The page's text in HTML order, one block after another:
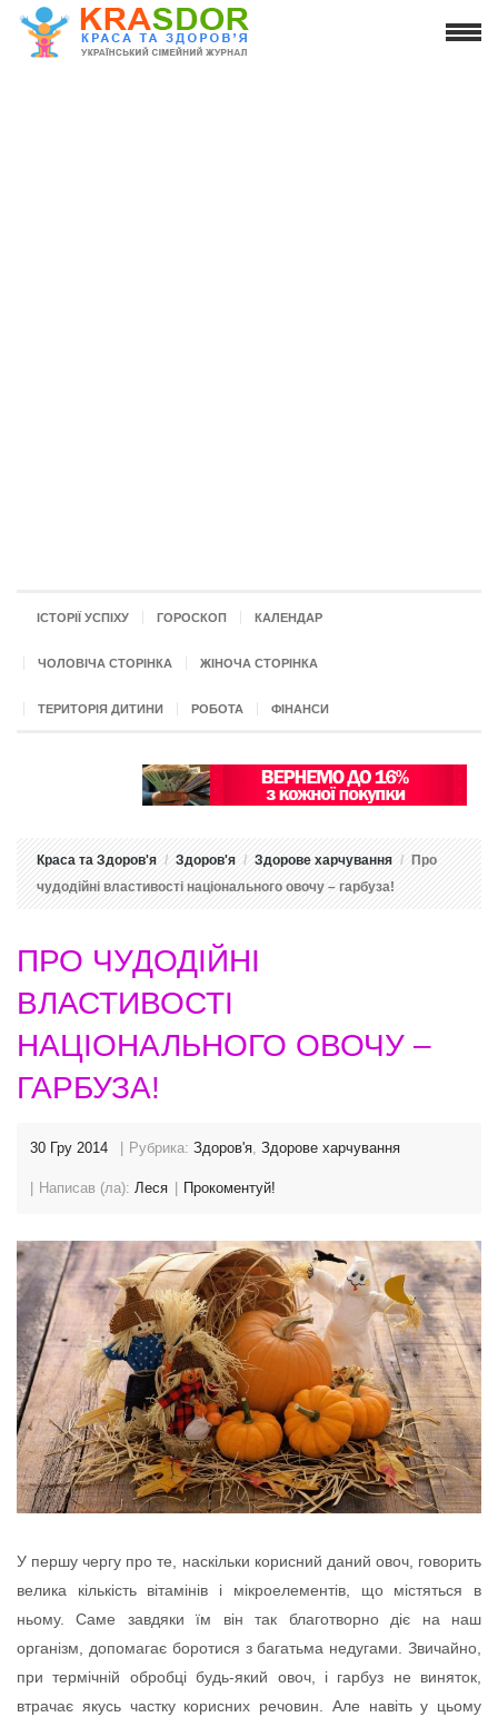
ІСТОРІЇ УСПІХУ ГОРОСКОП КАЛЕНДАР
ЧОЛОВІЧА СТОРІНКА ЖІНОЧА СТОРІНКА
ТЕРИТОРІЯ ДИТИНИ РОБОТА ФІНАНСИ
Краса та Здоров'я Здоров'я Здорове харчування
Про
чудодійні властивості національного овочу – гарбуза!
ПРО ЧУДОДІЙНІ
ВЛАСТИВОСТІ
НАЦІОНАЛЬНОГО ОВОЧУ –
ГАРБУЗА!
30 Гру 2014 Рубрика: Здоров'я, Здорове харчування
Написав (ла): Леся Прокоментуй!
У першу чергу про те, наскільки корисний даний овоч, говорить
велика кількість вітамінів і мікроелементів, що містяться в
ньому. Саме завдяки їм він так благотворно діє на наш
організм, допомагає боротися з багатьма недугами. Звичайно,
при термічній обробці будь-який овоч, і гарбуз не виняток,
втрачає якусь частку корисних речовин. Але навіть у цьому